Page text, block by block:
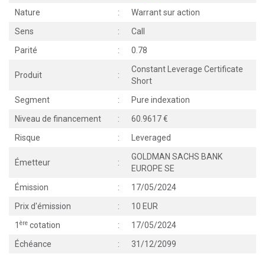
Nature
:
Warrant sur action
Sens
:
Call
Parité
: 0.78
Produit :
Constant Leverage Certificate
Short
Segment
:
Pure indexation
Niveau de financement
:
60.9617
Risque
: Leveraged
Émetteur :
GOLDMAN SACHS BANK
EUROPE SE
Émission
:
17/05/2024
Prix d'émission
:
10 EUR
1 ère cotation :
17/05/2024
Échéance
:
31/12/2099